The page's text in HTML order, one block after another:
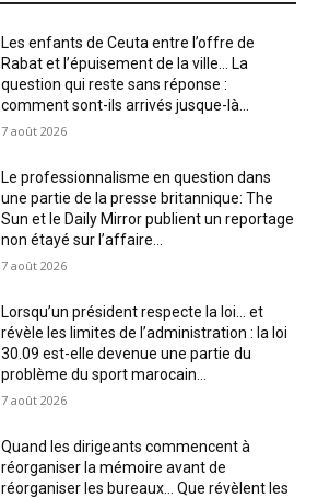
Les enfants de Ceuta entre l’offre de
Rabat et l’épuisement de la ville… La
question qui reste sans réponse :
comment sont-ils arrivés jusque-là...
7 août 2026
Le professionnalisme en question dans
une partie de la presse britannique: The
Sun et le Daily Mirror publient un reportage
non étayé sur l’affaire...
7 août 2026
Lorsqu’un président respecte la loi… et
révèle les limites de l’administration : la loi
30.09 est-elle devenue une partie du
problème du sport marocain...
7 août 2026
Quand les dirigeants commencent à
réorganiser la mémoire avant de
réorganiser les bureaux… Que révèlent les